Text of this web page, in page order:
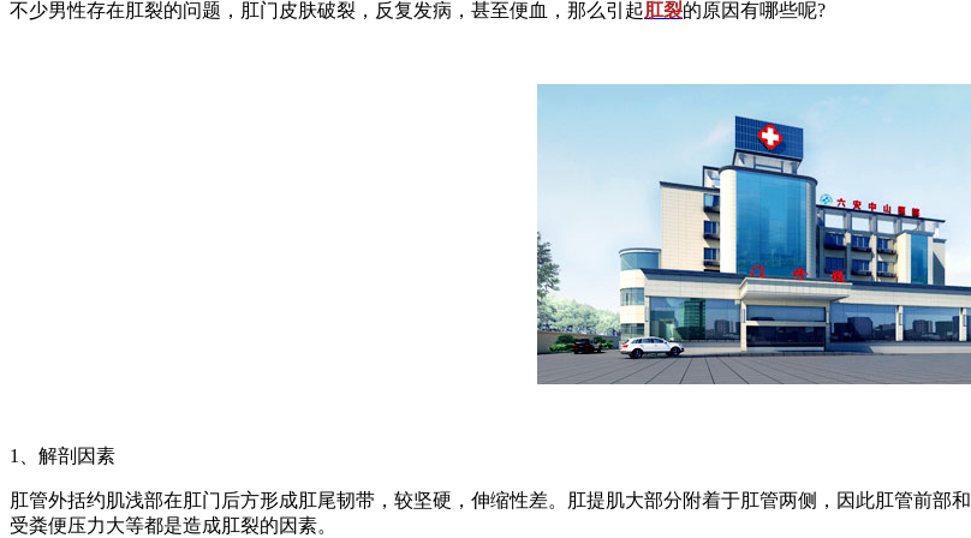
不少男性存在肛裂的问题，肛门皮肤破裂，反复发病，甚至便血，那么引起肛裂的原因有哪些呢?
1、解剖因素
肛管外括约肌浅部在肛门后方形成肛尾韧带，较坚硬，伸缩性差。肛提肌大部分附着于肛管两侧，因此肛管前
受粪便压力大等都是造成肛裂的因素。